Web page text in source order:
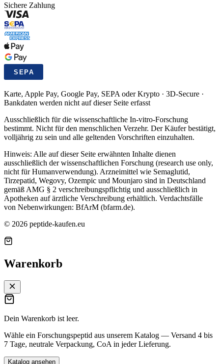
Sichere Zahlung
Karte, Apple Pay, Google Pay, SEPA oder Krypto · 3D-Secure ·
Bankdaten werden nicht auf dieser Seite erfasst
Ausschließlich für die wissenschaftliche In-vitro-Forschung
bestimmt. Nicht für den menschlichen Verzehr. Der Käufer bestätigt,
volljährig zu sein und alle geltenden Vorschriften einzuhalten.
Hinweis: Alle auf dieser Seite erwähnten Inhalte dienen
ausschließlich der wissenschaftlichen Forschung (research use only,
nicht für Humanverwendung). Arzneimittel wie Semaglutid,
Tirzepatid, Wegovy, Ozempic und Mounjaro sind in Deutschland
gemäß AMG § 2 verschreibungspflichtig und ausschließlich in
Apotheken auf ärztliche Verschreibung erhältlich. Verdachtsfälle
von Nebenwirkungen: BfArM (bfarm.de).
© 2026 peptide-kaufen.eu
Warenkorb
Dein Warenkorb ist leer.
Wähle ein Forschungspeptid aus unserem Katalog — Versand 4 bis
7 Tage, neutrale Verpackung, CoA in jeder Lieferung.
Katalog ansehen